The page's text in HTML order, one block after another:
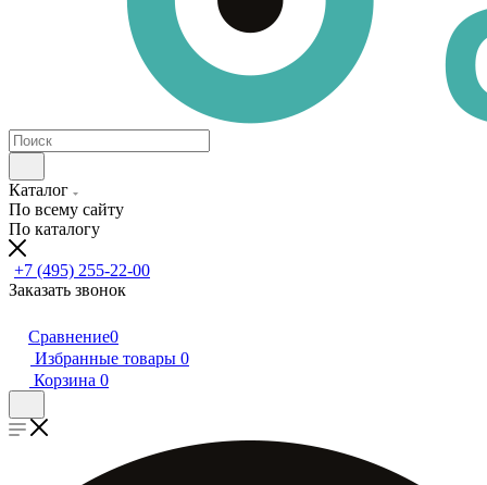
Каталог
По всему сайту
По каталогу
+7 (495) 255-22-00
Заказать звонок
Сравнение0
Избранные товары 0
Корзина 0